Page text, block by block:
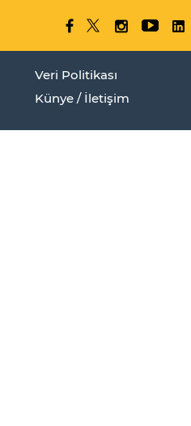
Veri Politikası
Künye / İletişim